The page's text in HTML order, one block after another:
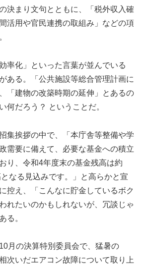
決まり文句とともに、「税外収入確
活用や官民連携の取組み」などの項
率化」といった言葉が並んでいる
ある。「公共施設等総合管理計画に
「建物の改築時期の延伸」とあるの
何だろう？ ということだ。
集挨拶の中で、「本庁舎等整備や学
需要に備えて、必要な基金への積立
り、令和4年度末の基金残高は約
なる見込みです。」と高らかと宣
控え、「こんなに貯金しているボク
れたいのかもしれないが、冗談じゃ
る。
月の決算特別委員会で、猛暑の
次いだエアコン故障について取り上